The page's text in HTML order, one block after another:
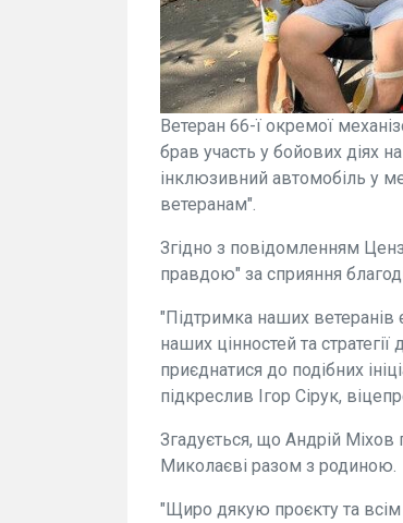
Ветеран 66-ї окремої
брав участь у бойових діях
інклюзивний автомобіль у
ветеранам".
Згідно з повідомленням
правдою" за сприяння
"Підтримка наших
наших цінностей та
приєднатися до подібних
підкреслив Ігор Сірук,
Згадується, що Андрій Міхов
Миколаєві разом з родиною.
"Щиро дякую проєкту та